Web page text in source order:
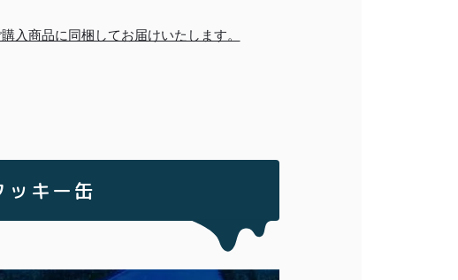
入商品に同梱してお届けいたします。
ッキー缶